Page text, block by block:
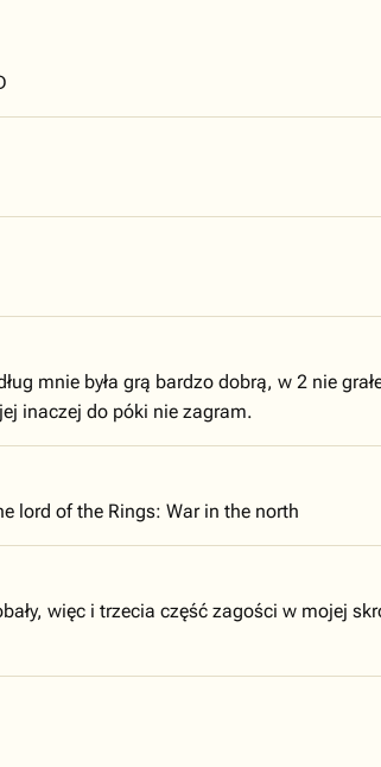
mnie była grą bardzo dobrą, w 2 nie
inaczej do póki nie zagram.
lord of the Rings: War in the north
więc i trzecia część zagości w mojej